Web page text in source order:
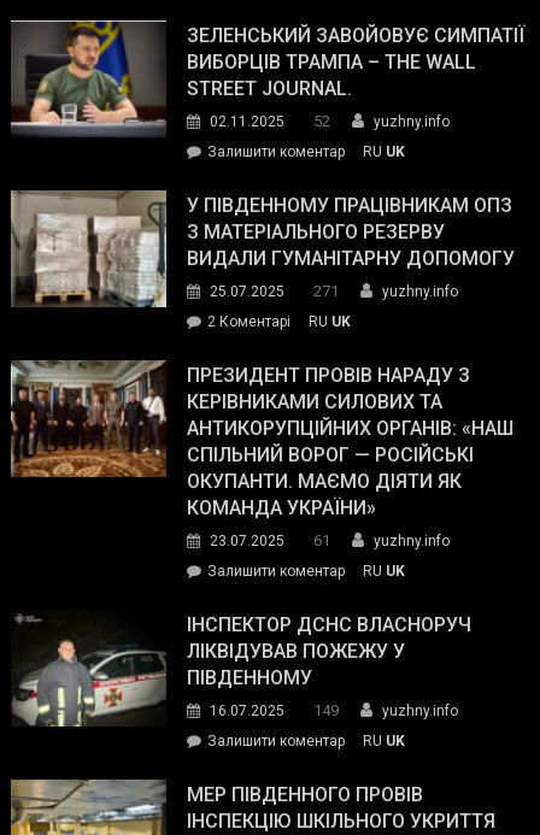
ЗЕЛЕНСЬКИЙ ЗАВОЙОВУЄ СИМПАТІЇ
ВИБОРЦІВ ТРАМПА – THE WALL
STREET JOURNAL.
02.11.2025 52
yuzhny.info
Залишити коментарon
завойовує
симпатії
виборців
The
Street
Journal.
RU UK
У ПІВДЕННОМУ ПРАЦІВНИКАМ ОПЗ
З МАТЕРІАЛЬНОГО РЕЗЕРВУ
ВИДАЛИ ГУМАНІТАРНУ ДОПОМОГУ
25.07.2025 271
yuzhny.info
2 Коментарі
Південному
працівникам
ОПЗ
з
матеріального
резерву
гуманітарну
допомогу
RU UK
ПРЕЗИДЕНТ ПРОВІВ НАРАДУ З
КЕРІВНИКАМИ СИЛОВИХ ТА
АНТИКОРУПЦІЙНИХ ОРГАНІВ: «НАШ
СПІЛЬНИЙ ВОРОГ — РОСІЙСЬКІ
ОКУПАНТИ. МАЄМО ДІЯТИ ЯК
КОМАНДА УКРАЇНИ»
23.07.2025 61
yuzhny.info
Залишити коментарon
провів
нараду
силових
та
органів:
«Наш
RU UK
ІНСПЕКТОР ДСНС ВЛАСНОРУЧ
ЛІКВІДУВАВ ПОЖЕЖУ У
ПІВДЕННОМУ
16.07.2025 149
yuzhny.info
Залишити коментарon
ДСНС
власноруч
RU UK
МЕР ПІВДЕННОГО ПРОВІВ
ІНСПЕКЦІЮ ШКІЛЬНОГО УКРИТТЯ